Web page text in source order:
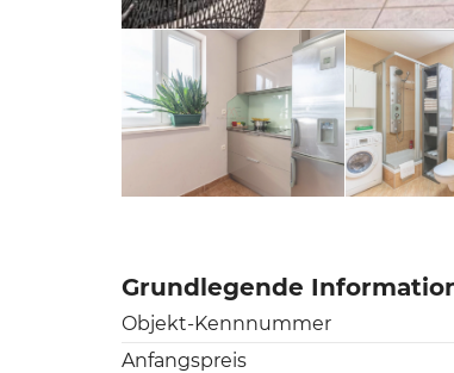
Grundlegende
Objekt-Kennnummer
Anfangspreis